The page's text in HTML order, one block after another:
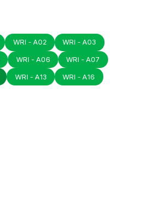
WRI - A02 WRI - A03
WRI - A06 WRI - A07
WRI - A13 WRI - A16